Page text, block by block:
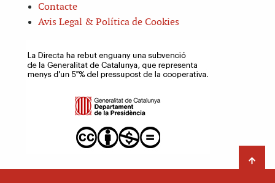
Contacte
Avis Legal & Política de Cookies